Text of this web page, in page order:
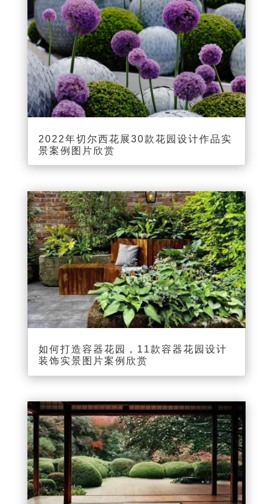
2022年切尔西花展30款花园设计作品实
景案例图片欣赏
如何打造容器花园，11款容器花园设计
装饰实景图片案例欣赏